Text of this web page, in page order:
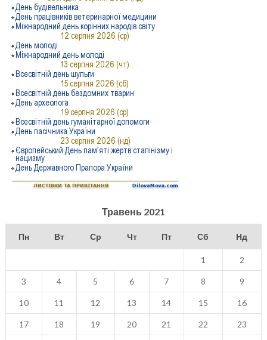
Травень 2021
Пн Вт Ср Чт Пт Сб Нд
1 2
3 4 5 6 7 8 9
10 11 12 13 14 15 16
17 18 19 20 21 22 23